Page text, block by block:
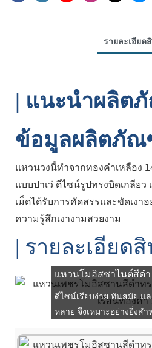
รายละเอียด
| แนะนำผลิต
ข้อมูลผลิตภั
แหวนวงนี้ทำจากทองคำเหลือง
แบบปาเว่ ดีไซน์รูปทรงบิดเกลีย
เม็ดได้รับการคัดสรรและขัดเงา
ความรู้สึกเงางามสวยงาม
| รายละเอียด
แหวนโมอิสซาไนต์สีดำ
ดีไซน์เรียบง่าย ทันสมัย ​​แ
หลาย จึงเหมาะอย่างยิ่งส